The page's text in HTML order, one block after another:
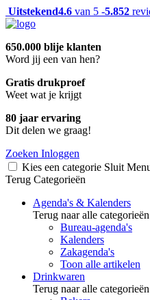
Uitstekend4.6 van 5 -5.852
650.000 blije klanten
Word jij een van hen?
Gratis drukproef
Weet wat je krijgt
80 jaar ervaring
Dit delen we graag!
Zoeken Inloggen
Kies een categorie Sluit
Terug Categorieën
Agenda's & Kalenders
Terug naar alle categorieën
Bureau-agenda's
Kalenders
Zakagenda's
Toon alle artikelen
Drinkwaren
Terug naar alle categorieën